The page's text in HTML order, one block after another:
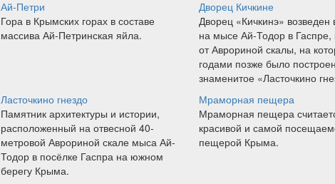
Ай-Петри
Гора в Крымских горах в составе
массива Ай-Петринская яйла.
Дворец Кичкине
Дворец «Кичкинэ» возведен
на мысе Ай-Тодор в Гаспре,
от Аврориной скалы, на
годами позже было
знаменитое «Ласточкино
Ласточкино гнездо
Памятник архитектуры и истории,
расположенный на отвесной 40-
метровой Аврориной скале мыса Ай-
Тодор в посёлке Гаспра на южном
берегу Крыма.
Мраморная пещера
Мраморная пещера
красивой и самой
пещерой Крыма.